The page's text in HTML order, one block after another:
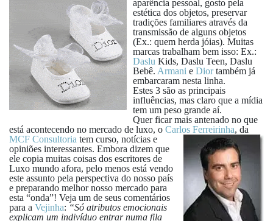
aparência pessoal, gosto pela
estética dos objetos, preservar
tradições familiares através da
transmissão de alguns objetos
(Ex.: quem herda jóias). Muitas
marcas trabalham bem isso: Ex.:
Daslu Kids, Daslu Teen, Daslu
Bebê. Armani e Dior também já
embarcaram nesta linha.
Estes 3 são as principais
influências, mas claro que a mídia
tem um peso grande aí.
Quer ficar mais antenado no que
está acontecendo no mercado de luxo, o Carlos Ferreirinha, da
MCF Consultoria tem curso, notícias e
opiniões interessantes. Embora dizem que
ele copia muitas coisas dos escritores de
Luxo mundo afora, pelo menos está vendo
este assunto pela perspectiva do nosso país
e preparando melhor nosso mercado para
esta “onda”! Veja um de seus comentários
para a Vejinha: “Só atributos emocionais
explicam um indivíduo entrar numa fila